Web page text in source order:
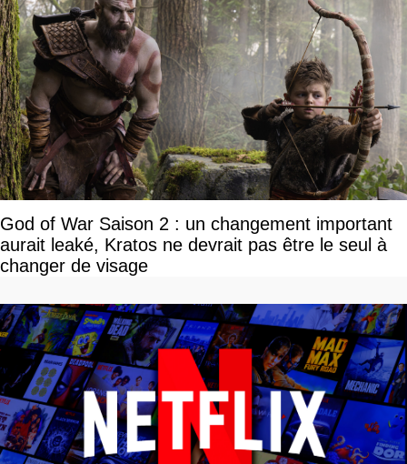
God of War Saison 2 : un changement important
aurait leaké, Kratos ne devrait pas être le seul à
changer de visage